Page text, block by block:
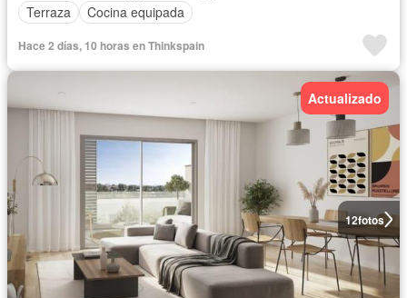
Terraza
Cocina equipada
Hace 2 días, 10 horas en Thinkspain
12fotos
Actualizado